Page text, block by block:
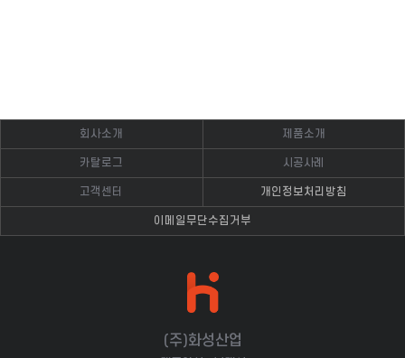
회사소개 제품소개
카탈로그 시공사례
고객센터 개인정보처리방침
이메일무단수집거부
(주)화성산업